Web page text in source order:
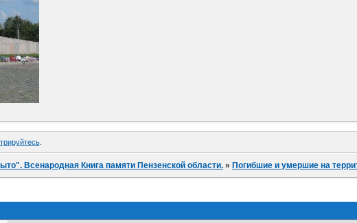
.
Всенародная Книга памяти Пензенской области. » Погибшие и умершие на